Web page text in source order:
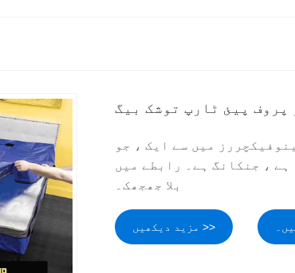
پروف پیئ ٹارپ توشک بیگ
میں سے ایک ، جو
، جنکانگ ہے۔ رابطے میں
بلا جھجھک۔
مزید دیکھیں >>